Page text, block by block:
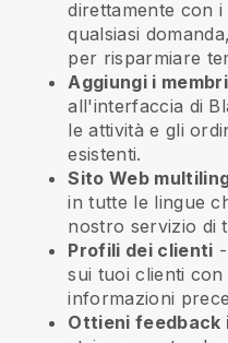
direttamente con
qualsiasi
per risparmiare
Aggiungi i
all'interfaccia di
le attività e gli
esistenti.
Sito Web
in tutte le lingue
nostro servizio di
Profili dei clienti
sui tuoi clienti
informazioni
Ottieni feedback